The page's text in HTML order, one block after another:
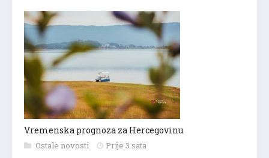
Vremenska prognoza za Hercegovinu
Ostale novosti Prije 3 sata